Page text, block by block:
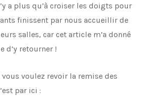
a plus qu’à croiser les doigts pour
finissent par nous accueillir de
salles, car cet article m’a donné
d’y retourner !
voulez revoir la remise des
par ici :